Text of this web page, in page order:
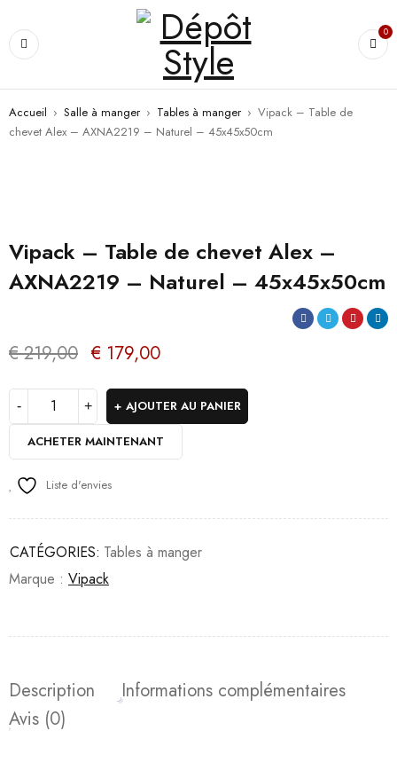
0
Accueil › Salle à manger › Tables à manger › Vipack – Table de
chevet Alex – AXNA2219 – Naturel – 45x45x50cm
Vipack – Table de chevet Alex –
AXNA2219 – Naturel – 45x45x50cm
€219,00 € 179,00
AJOUTER AU PANIER
ACHETER MAINTENANT
Liste d'envies
CATÉGORIES: Tables à manger
Marque : Vipack
Description
Informations complémentaires
Avis (0)